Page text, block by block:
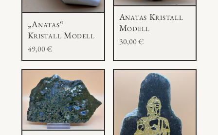
„Anatas“
Kristall Modell
49,00€
Anatas Kristall
Modell
30,00€